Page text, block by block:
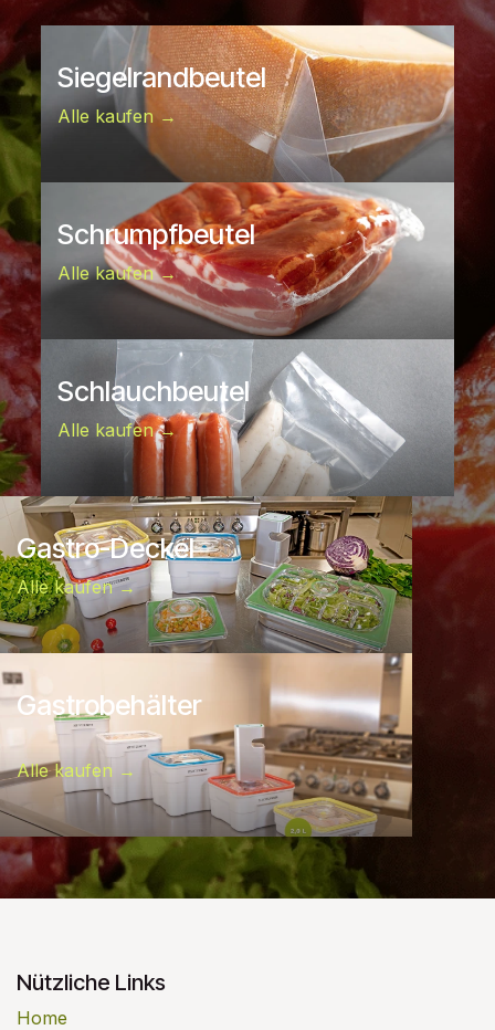
Siegelrandbeutel
Alle kaufen →
Schrumpfbeutel
Alle kaufen →
Schlauchbeutel
Alle kaufen →
Gastro-Deckel
Alle kaufen →
Gastrobehälter
Alle kaufen →
Nützliche Links
Home